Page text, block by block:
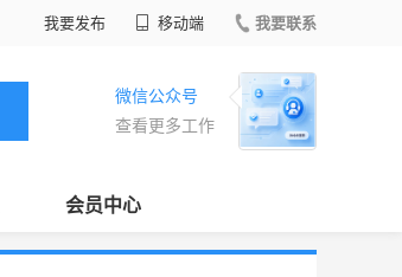
我要发布 移动端 我要联系
微信公众号
查看更多工作
会员中心